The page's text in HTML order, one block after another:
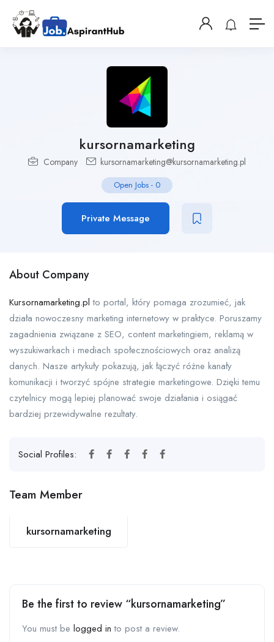
kursornamarketing
Company kursornamarketing@kursornamarketing.pl
Open Jobs - 0
Private Message
About Company
Kursornamarketing.pl to portal, który pomaga zrozumieć, jak
działa nowoczesny marketing internetowy w praktyce. Poruszamy
zagadnienia związane z SEO, content marketingiem, reklamą w
wyszukiwarkach i mediach społecznościowych oraz analizą
danych. Nasze artykuły pokazują, jak łączyć różne kanały
komunikacji i tworzyć spójne strategie marketingowe. Dzięki temu
czytelnicy mogą lepiej planować swoje działania i osiągać
bardziej przewidywalne rezultaty.
Social Profiles:
Team Member
kursornamarketing
Be the first to review “kursornamarketing”
You must be logged in to post a review.